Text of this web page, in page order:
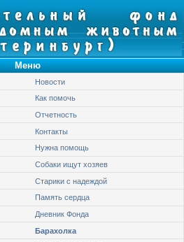
Меню
Новости
Как помочь
Отчетность
Контакты
Нужна помощь
Собаки ищут хозяев
Старики с надеждой
Память сердца
Дневник Фонда
Барахолка